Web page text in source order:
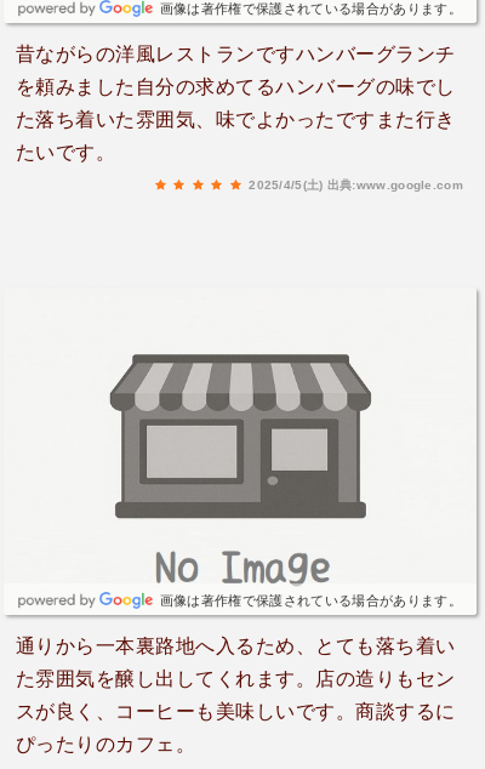
画像は著作権で保護されている場合があります。
昔ながらの洋風レストランですハンバーグランチ
を頼みました自分の求めてるハンバーグの味でし
た落ち着いた雰囲気、味でよかったですまた行き
たいです。
2025/4/5(土) 出典:www.google.com
画像は著作権で保護されている場合があります。
通りから一本裏路地へ入るため、とても落ち着い
た雰囲気を醸し出してくれます。店の造りもセン
スが良く、コーヒーも美味しいです。商談するに
ぴったりのカフェ。